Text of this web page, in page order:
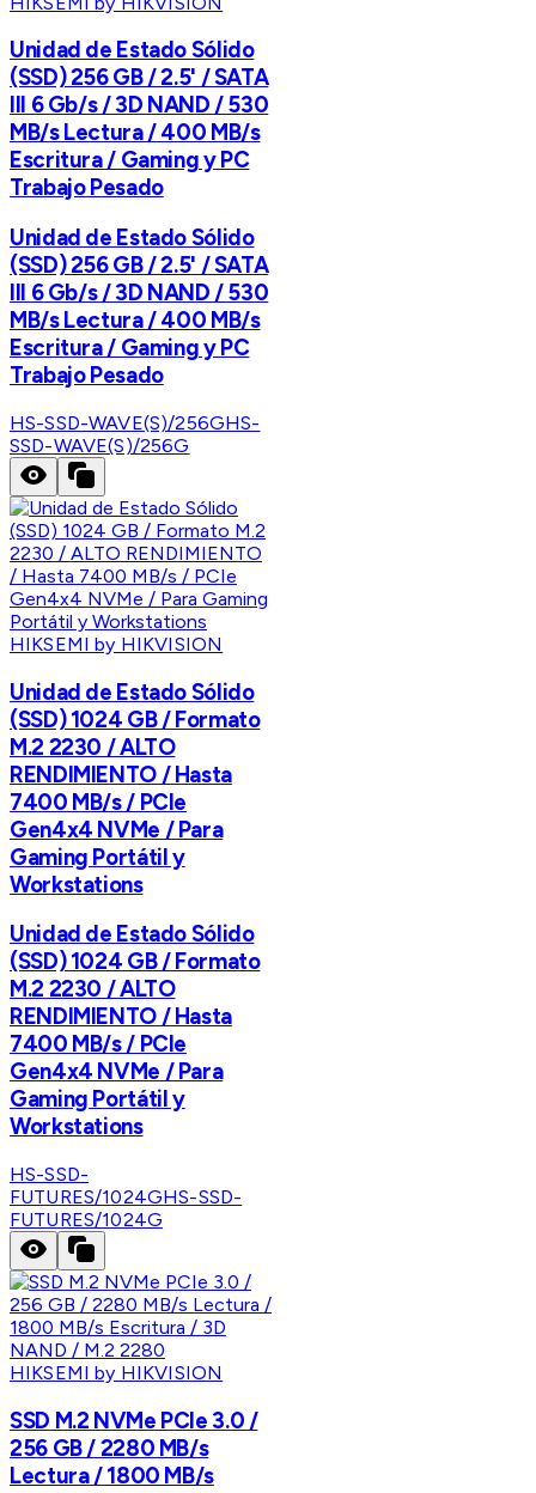
Unidad de Estado Sólido
(SSD) 256 GB / 2.5' / SATA
III 6 Gb/s / 3D NAND / 530
MB/s Lectura / 400 MB/s
Escritura / Gaming y PC
Trabajo Pesado
Unidad de Estado Sólido
(SSD) 256 GB / 2.5' / SATA
III 6 Gb/s / 3D NAND / 530
MB/s Lectura / 400 MB/s
Escritura / Gaming y PC
Trabajo Pesado
HS-SSD-WAVE(S)/256GHS-
SSD-WAVE(S)/256G
HIKSEMI by HIKVISION
Unidad de Estado Sólido
(SSD) 1024 GB / Formato
M.2 2230 / ALTO
RENDIMIENTO / Hasta
7400 MB/s / PCIe
Gen4x4 NVMe / Para
Gaming Portátil y
Workstations
Unidad de Estado Sólido
(SSD) 1024 GB / Formato
M.2 2230 / ALTO
RENDIMIENTO / Hasta
7400 MB/s / PCIe
Gen4x4 NVMe / Para
Gaming Portátil y
Workstations
HS-SSD-
FUTURES/1024GHS-SSD-
FUTURES/1024G
HIKSEMI by HIKVISION
SSD M.2 NVMe PCIe 3.0 /
256 GB / 2280 MB/s
Lectura / 1800 MB/s